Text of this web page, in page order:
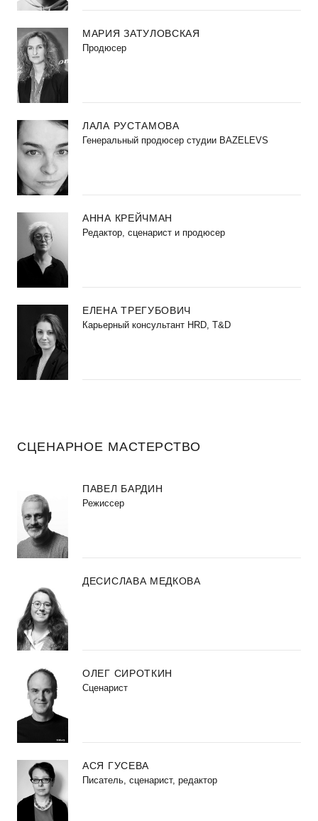
МАРИЯ ЗАТУЛОВСКАЯ
Продюсер
ЛАЛА РУСТАМОВА
Генеральный продюсер студии BAZELEVS
АННА КРЕЙЧМАН
Редактор, сценарист и продюсер
ЕЛЕНА ТРЕГУБОВИЧ
Карьерный консультант HRD, T&D
СЦЕНАРНОЕ МАСТЕРСТВО
ПАВЕЛ БАРДИН
Режиссер
ДЕСИСЛАВА МЕДКОВА
ОЛЕГ СИРОТКИН
Сценарист
АСЯ ГУСЕВА
Писатель, сценарист, редактор